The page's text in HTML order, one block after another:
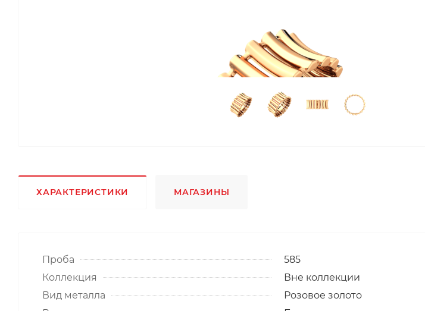
ХАРАКТЕРИСТИКИ МАГАЗИНЫ
Проба
585
Коллекция
Вне коллекции
Вид металла
Розовое золото